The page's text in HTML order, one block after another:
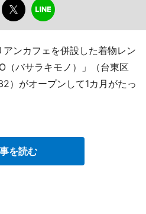
ンカフェを併設した着物レン
（バサラキモノ）」（台東区
）がオープンして1カ月がたっ
を読む